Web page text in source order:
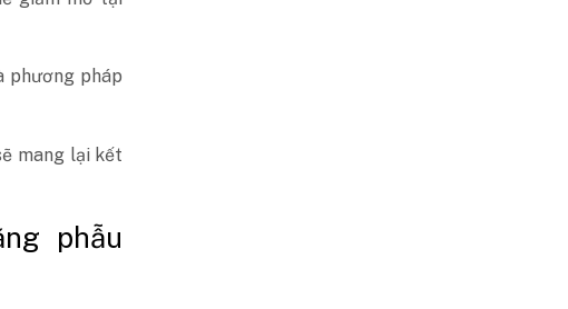
phương pháp
mang lại kết
phẫu